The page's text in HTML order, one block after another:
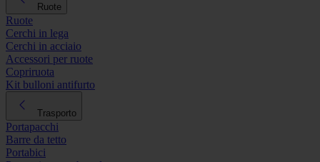
Ruote
Ruote
Cerchi in lega
Cerchi in acciaio
Accessori per ruote
Copriruota
Kit bulloni antifurto
Trasporto
Portapacchi
Barre da tetto
Portabici